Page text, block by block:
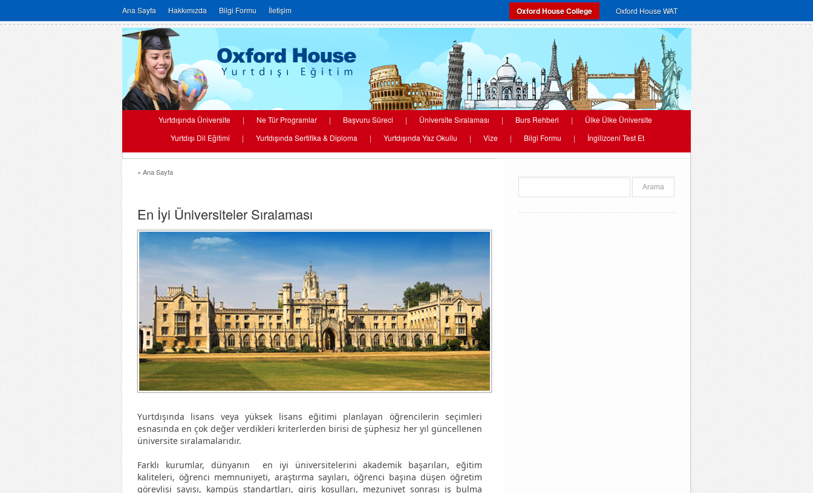
Ana Sayfa Hakkımızda Bilgi Formu İletişim Oxford House College Oxford House WAT
Yurtdışında Üniversite | Ne Tür Programlar | Başvuru Süreci | Üniversite Sıralaması | Burs Rehberi |
Ülke Ülke Üniversite
Yurtdışı Dil Eğitimi
| Yurtdışında Sertifika & Diploma | Yurtdışında Yaz Okullu | Vize | Bilgi Formu | İngilizceni Test Et
« Ana Sayfa
En İyi Üniversiteler Sıralaması
Yurtdışında lisans veya yüksek lisans eğitimi planlayan öğrencilerin seçimleri
esnasında en çok değer verdikleri kriterlerden birisi de şüphesiz her yıl güncellenen
üniversite sıralamalarıdır.
Farklı kurumlar, dünyanın en iyi üniversitelerini akademik başarıları, eğitim
kaliteleri, öğrenci memnuniyeti, araştırma sayıları, öğrenci başına düşen öğretim
görevlisi sayısı, kampüs standartları, giriş koşulları, mezuniyet sonrası iş bulma